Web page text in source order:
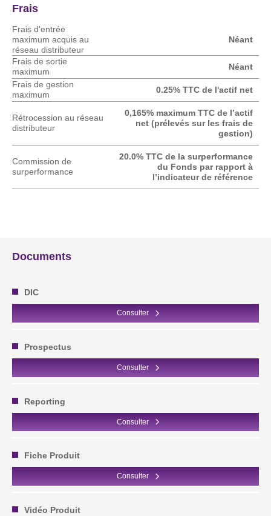
Frais
Frais d'entrée
maximum acquis au
réseau distributeur
Néant
Frais de sortie
maximum
Néant
Frais de gestion
maximum
0.25% TTC de l'actif net
Rétrocession au réseau
distributeur
0,165% maximum TTC de l’actif
net (prélevés sur les frais de
gestion)
Commission de
surperformance
20.0% TTC de la surperformance
du Fonds par rapport à
l’indicateur de référence
Documents
DIC
Consulter
Prospectus
Consulter
Reporting
Consulter
Fiche Produit
Consulter
Vidéo Produit